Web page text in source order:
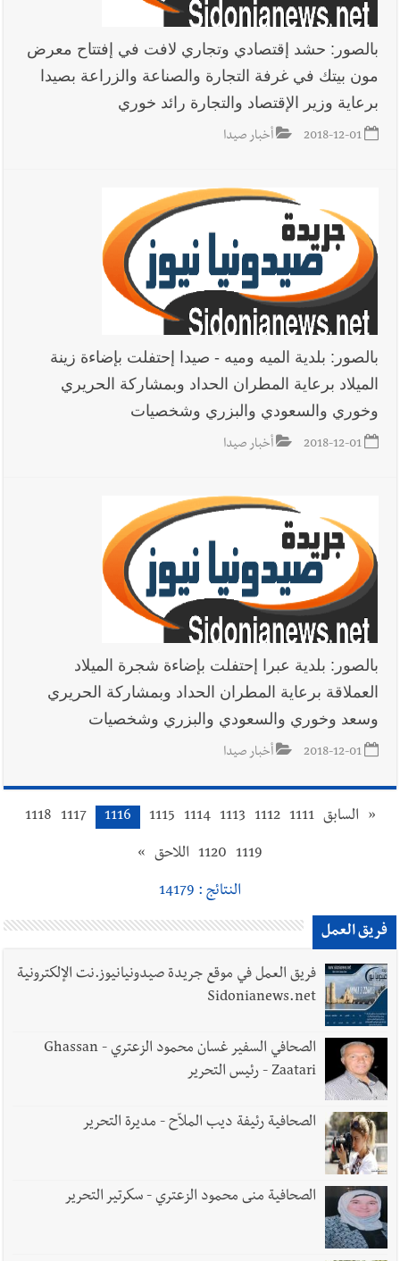
بالصور: حشد إقتصادي وتجاري لافت في إفتتاح معرض
مون بيتك في غرفة التجارة والصناعة والزراعة بصيدا
برعاية وزير الإقتصاد والتجارة رائد خوري
2018-12-01 أخبار صيدا
بالصور: بلدية الميه وميه - صيدا إحتفلت بإضاءة زينة
الميلاد برعاية المطران الحداد وبمشاركة الحريري
وخوري والسعودي والبزري وشخصيات
2018-12-01 أخبار صيدا
بالصور: بلدية عبرا إحتفلت بإضاءة شجرة الميلاد
العملاقة برعاية المطران الحداد وبمشاركة الحريري
وسعد وخوري والسعودي والبزري وشخصيات
2018-12-01 أخبار صيدا
« السابق 1111
1112
1113
1114
1115
1116
1117
1118
1119
1120 اللاحق »
النتائج : 14179
فريق العمل
فريق العمل في موقع جريدة صيدونيانيوز.نت الإلكترونية
Sidonianews.net
الصحافي السفير غسان محمود الزعتري - Ghassan
Zaatari - رئيس التحرير
الصحافية رئيفة ديب الملاّح - مديرة التحرير
الصحافية منى محمود الزعتري - سكرتير التحرير